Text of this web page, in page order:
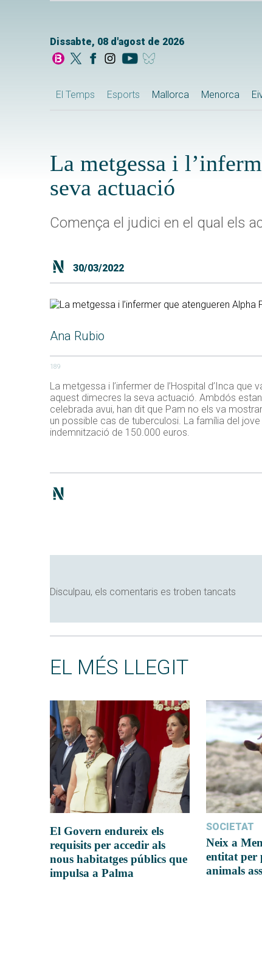
Dissabte, 08 d'agost de 2026
El Temps Esports Mallorca Menorca
La metgessa i
seva actuació
Comença el judici en el qual els
30/03/2022
Ana Rubio
189
La metgessa i l’infermer de l’Hospital d’Inca que
aquest dimecres la seva actuació. Ambdós estan
celebrada avui, han dit que Pam no els va
un possible cas de tuberculosi. La família del
indemnització de 150.000 euros.
Disculpau, els comentaris es troben tancats
EL MÉS LLEGIT
El Govern endureix els
requisits per accedir als
nous habitatges públics que
impulsa a Palma
SOCIETAT
Neix a
entitat per
animals